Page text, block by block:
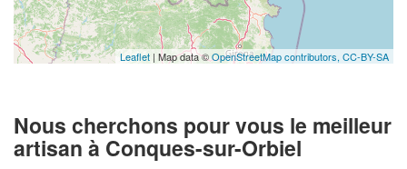
Leaflet | Map data ©OpenStreetMap contributors, CC-BY-SA
Nous cherchons pour vous le meilleur
artisan à Conques-sur-Orbiel